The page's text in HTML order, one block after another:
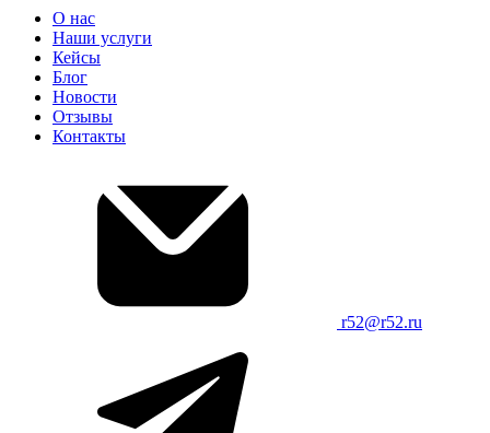
О нас
Наши услуги
Кейсы
Блог
Новости
Отзывы
Контакты
r52@r52.ru